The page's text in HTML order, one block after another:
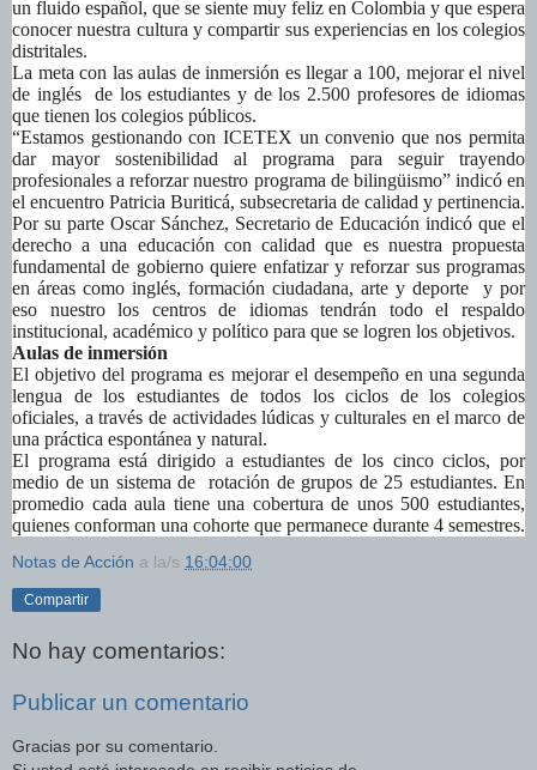
un fluido español, que se siente muy feliz en Colombia y que espera
conocer nuestra cultura y compartir sus experiencias en los colegios
distritales.
La meta con las aulas de inmersión es llegar a 100, mejorar el nivel
de inglés de los estudiantes y de los 2.500 profesores de idiomas
que tienen los colegios públicos.
“Estamos gestionando con ICETEX un convenio que nos permita
dar mayor sostenibilidad al programa para seguir trayendo
profesionales a reforzar nuestro programa de bilingüismo” indicó en
el encuentro Patricia Buriticá, subsecretaria de calidad y pertinencia.
Por su parte Oscar Sánchez, Secretario de Educación indicó que el
derecho a una educación con calidad que es nuestra propuesta
fundamental de gobierno quiere enfatizar y reforzar sus programas
en áreas como inglés, formación ciudadana, arte y deporte y por
eso nuestro los centros de idiomas tendrán todo el respaldo
institucional, académico y político para que se logren los objetivos.
Aulas de inmersión
El objetivo del programa es mejorar el desempeño en una segunda
lengua de los estudiantes de todos los ciclos de los colegios
oficiales, a través de actividades lúdicas y culturales en el marco de
una práctica espontánea y natural.
El programa está dirigido a estudiantes de los cinco ciclos, por
medio de un sistema de rotación de grupos de 25 estudiantes. En
promedio cada aula tiene una cobertura de unos 500 estudiantes,
quienes conforman una cohorte que permanece durante 4 semestres.
Notas de Acción a la/s 16:04:00
Compartir
No hay comentarios:
Publicar un comentario
Gracias por su comentario.